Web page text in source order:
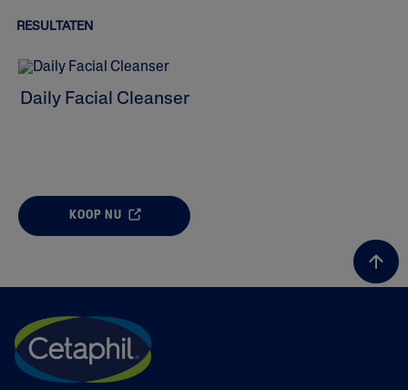
Huidprobleem
RESULTATEN
Daily Facial Cleanser
KOOP NU